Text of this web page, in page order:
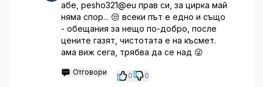
абе, pesho321@eu прав си, за цирка май
няма спор... 😒 всеки път е едно и също
- обещания за нещо по-добро, после
цените газят, чистотата е на късмет.
ама виж сега, трябва да се над 😜
Отговори 0 0